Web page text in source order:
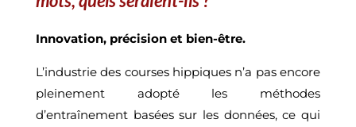
Innovation, précision et bien-être.
L’industrie des courses hippiques n’a pas encore
pleinement adopté les méthodes
d’entraînement basées sur les données, ce qui